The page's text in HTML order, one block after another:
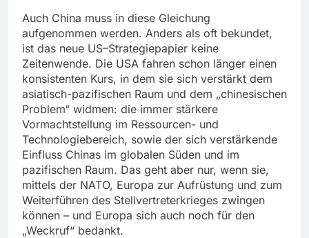
Auch China muss in diese Gleichung
aufgenommen werden. Anders als oft bekundet,
ist das neue US–Strategiepapier keine
Zeitenwende. Die USA fahren schon länger einen
konsistenten Kurs, in dem sie sich verstärkt dem
asiatisch-pazifischen Raum und dem „chinesischen
Problem“ widmen: die immer stärkere
Vormachtstellung im Ressourcen- und
Technologiebereich, sowie der sich verstärkende
Einfluss Chinas im globalen Süden und im
pazifischen Raum. Das geht aber nur, wenn sie,
mittels der NATO, Europa zur Aufrüstung und zum
Weiterführen des Stellvertreterkrieges zwingen
können – und Europa sich auch noch für den
„Weckruf“ bedankt.